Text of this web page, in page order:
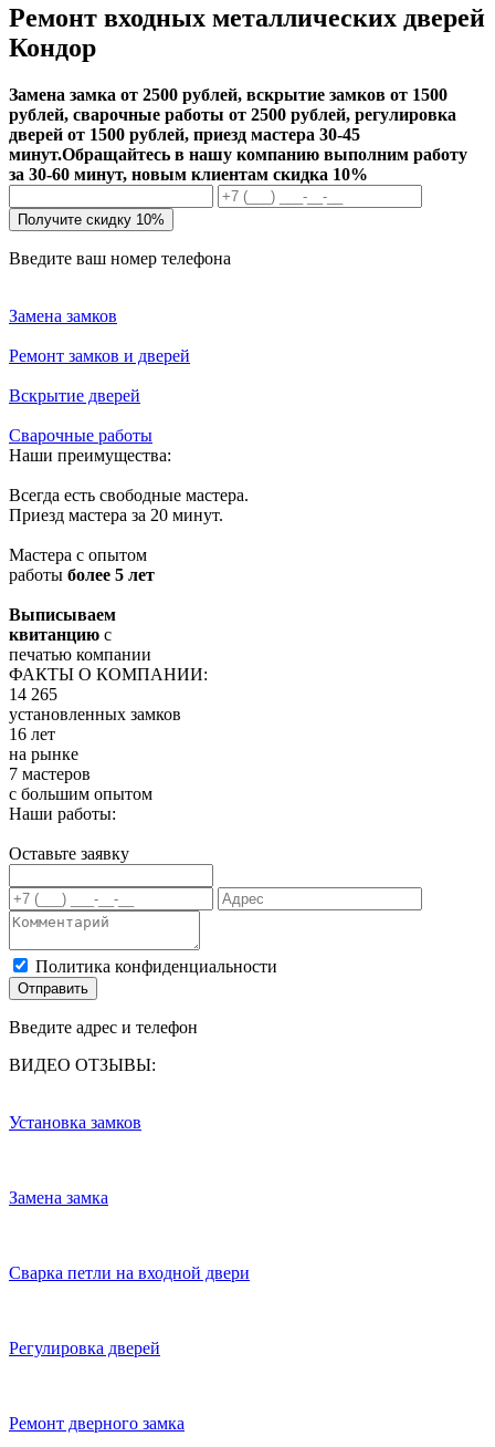
Ремонт входных металлических дверей
Кондор
Замена замка от 2500 рублей, вскрытие замков от 1500
рублей, сварочные работы от 2500 рублей, регулировка
дверей от 1500 рублей, приезд мастера 30-45
минут.Обращайтесь в нашу компанию выполним работу
за 30-60 минут, новым клиентам скидка 10%
Получите скидку 10%
Введите ваш номер телефона
Замена замков
Ремонт замков и дверей
Вскрытие дверей
Сварочные работы
Наши преимущества:
Всегда есть свободные мастера.
Приезд мастера за 20 минут.
Мастера с опытом
работы более 5 лет
Выписываем
квитанцию с
печатью компании
ФАКТЫ О КОМПАНИИ:
14 265
установленных замков
16 лет
на рынке
7 мастеров
с большим опытом
Наши работы:
Оставьте заявку
Политика конфиденциальности
Отправить
Введите адрес и телефон
ВИДЕО ОТЗЫВЫ:
Установка замков
Замена замка
Сварка петли на входной двери
Регулировка дверей
Ремонт дверного замка